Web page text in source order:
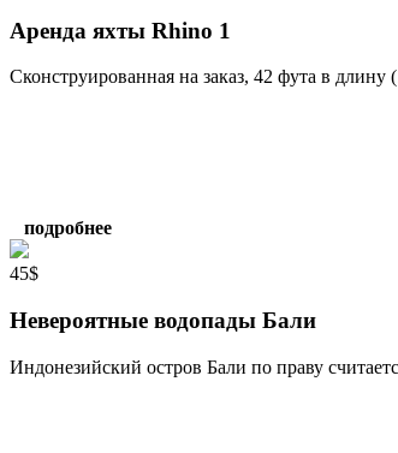
Аренда яхты Rhino 1
Сконструированная на заказ, 42 фута в
подробнее
45$
Невероятные водопады Бали
Индонезийский остров Бали по праву